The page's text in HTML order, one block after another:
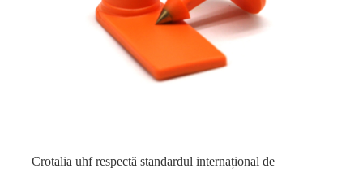
Crotalia uhf respectă standardul internațional de